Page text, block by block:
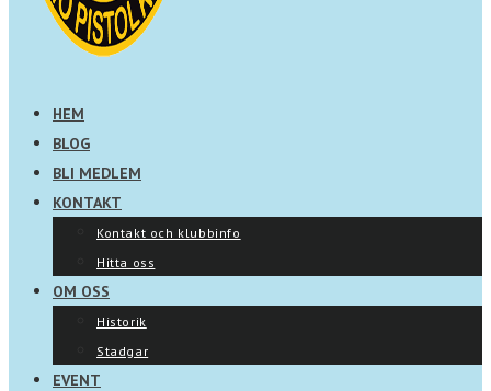
HEM
BLOG
BLI MEDLEM
KONTAKT
Kontakt och klubbinfo
Hitta oss
OM OSS
Historik
Stadgar
EVENT